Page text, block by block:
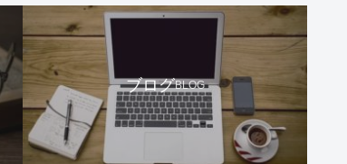
ブログBLOG